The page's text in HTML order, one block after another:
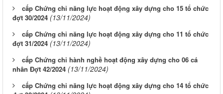
cấp Chứng chỉ năng lực hoạt động xây dựng cho 15 tổ chức
đợt 30/2024 (13/11/2024)
cấp Chứng chỉ năng lực hoạt động xây dựng cho 11 tổ chức
đợt 31/2024 (13/11/2024)
cấp Chứng chỉ hành nghề hoạt động xây dựng cho 06 cá
nhân Đợt 42/2024 (13/11/2024)
cấp Chứng chỉ năng lực hoạt động xây dựng cho 14 tổ chức
03/8 đến ngày 08/8/2026)